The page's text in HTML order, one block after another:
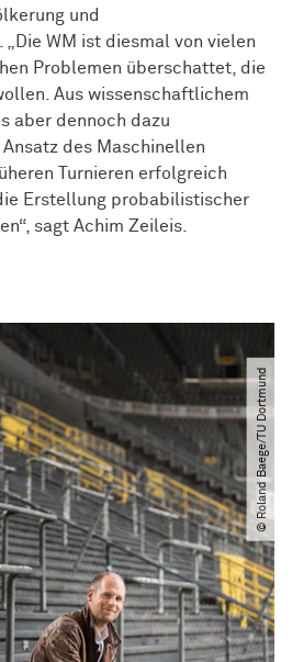
und
WM ist diesmal von vielen
Problemen überschattet, die
Aus wissenschaftlichem
aber dennoch dazu
des Maschinellen
Turnieren erfolgreich
Erstellung probabilistischer
sagt Achim Zeileis.
© Roland Baege​/​TU Dortmund